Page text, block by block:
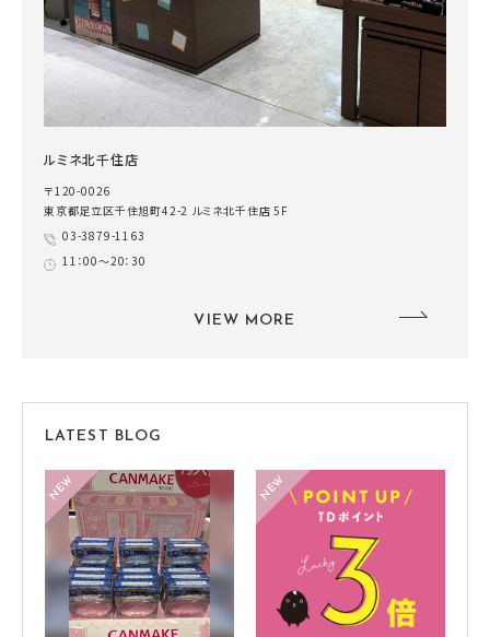
ルミネ北千住店
〒120-0026
東京都足立区千住旭町42-2 ルミネ北千住店 5F
03-3879-1163
11：00～20：30
VIEW MORE
LATEST BLOG